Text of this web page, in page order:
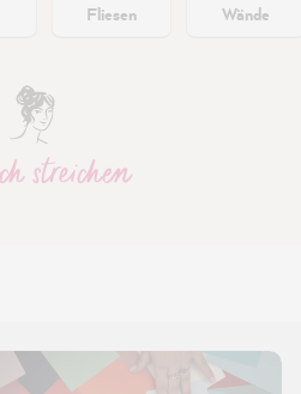
streichen
Fliesen Wände